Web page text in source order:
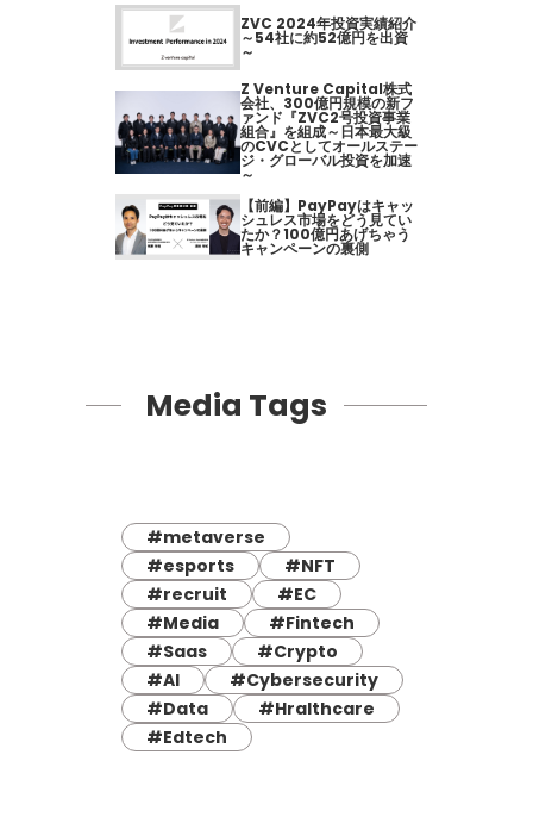
ZVC 2024年投資実績紹介
～54社に約52億円を出資
～
Z Venture Capital株式
会社、300億円規模の新フ
ァンド『ZVC2号投資事業
組合』を組成～日本最大級
のCVCとしてオールステー
ジ・グローバル投資を加速
～
【前編】PayPayはキャッ
シュレス市場をどう見てい
たか？100億円あげちゃう
キャンペーンの裏側
Media Tags
#metaverse
#esports
#NFT
#recruit
#EC
#Media
#Fintech
#Saas
#Crypto
#AI
#Cybersecurity
#Data
#Hralthcare
#Edtech